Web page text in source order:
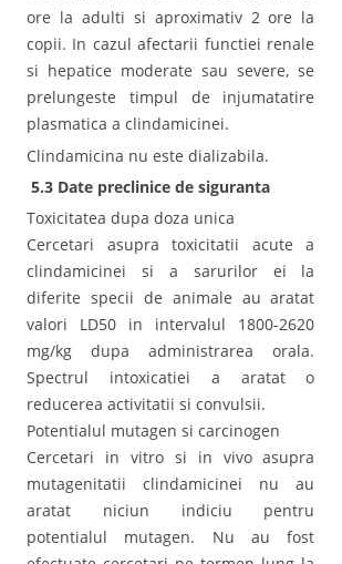
ore la adulti si aproximativ 2 ore la
copii. In cazul afectarii functiei renale
si hepatice moderate sau severe, se
prelungeste timpul de injumatatire
plasmatica a clindamicinei.
Clindamicina nu este dializabila.
5.3 Date preclinice de siguranta
Toxicitatea dupa doza unica
Cercetari asupra toxicitatii acute a
clindamicinei si a sarurilor ei la
diferite specii de animale au aratat
valori LD50 in intervalul 1800-2620
mg/kg dupa administrarea orala.
Spectrul intoxicatiei a aratat o
reducerea activitatii si convulsii.
Potentialul mutagen si carcinogen
Cercetari in vitro si in vivo asupra
mutagenitatii clindamicinei nu au
aratat niciun indiciu pentru
potentialul mutagen. Nu au fost